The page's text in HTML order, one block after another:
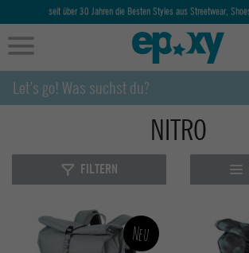
Ab 50€ kostenlose Lieferung &
NITRO
FILTERN
Neu